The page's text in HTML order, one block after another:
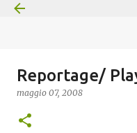
Reportage/
maggio 07, 2008